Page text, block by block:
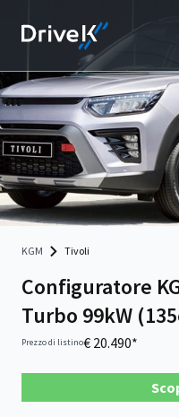
KGM Tivoli
Configuratore
Turbo 99kW
Prezzo di listino€ 20.490*